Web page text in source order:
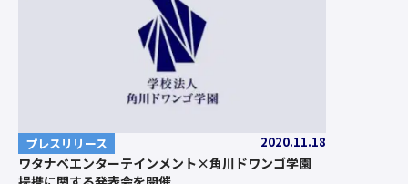
プレスリリース 2020.11.18
ワタナベエンターテインメント×角川ドワンゴ学園